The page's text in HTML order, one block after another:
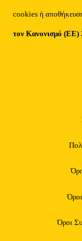
cookies ή
τον Κανονισμό (ΕΕ)
Όροι